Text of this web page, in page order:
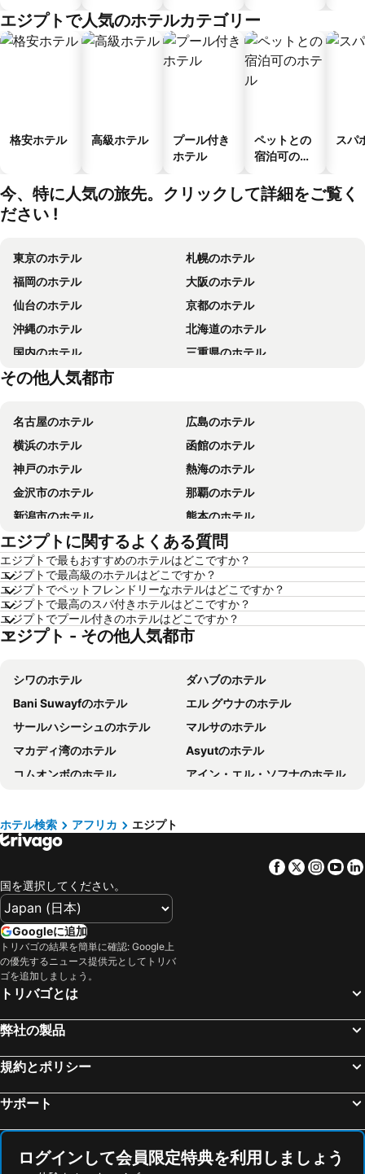
ゲストハウ
ス
エジプトで人気のホテルカテゴリー
格安ホテル 高級ホテル
プール付き
ホテル
ペットとの
宿泊可のホ
スパ
今、特に人気の旅先。クリックして詳細をご覧く
ださい !
東京のホテル
札幌のホテル
福岡のホテル
大阪のホテル
仙台のホテル
京都のホテル
沖縄のホテル
北海道のホテル
国内のホテル
三重県のホテル
香川県のホテル
その他人気都市
名古屋のホテル
広島のホテル
横浜のホテル
函館のホテル
神戸のホテル
熱海のホテル
金沢市のホテル
那覇のホテル
新潟市のホテル
熊本のホテル
箱根のホテル
ソウルのホテル
鹿児島のホテル
別府のホテル
軽井沢のホテル
高知のホテル
長崎のホテル
盛岡のホテル
浦安市のホテル
山梨県のホテル
関東地方のホテル
石川県のホテル
宮城県のホテル
兵庫県のホテル
近畿地方のホテル
鳥取県のホテル
島根県のホテル
群馬県のホテル
新潟県のホテル
大阪府のホテル
山口のホテル
栃木のホテル
エジプトに関するよくある質問
エジプトで最もおすすめのホテルはどこですか？
エジプトで最高級のホテルはどこですか？
エジプトでペットフレンドリーなホテルはどこですか？
エジプトで最高のスパ付きホテルはどこですか？
エジプトでプール付きのホテルはどこですか？
エジプト - その他人気都市
シワのホテル
ダハブのホテル
Bani Suwayfのホテル
エル グウナのホテル
サールハシーシュのホテル
マルサのホテル
マカディ湾のホテル
Asyutのホテル
コムオンボのホテル
アイン・エル・ソフナのホテル
サファガのホテル
ソマベイのホテル
10th of Ramadan Cityのホテル
ヌエイバのホテル
Farafra Oasisのホテル
El Mansuranのホテル
Ismailliaのホテル
ホテル検索 アフリカ エジプト
Facebook
Twitter
国を選択してください。
Googleに追加
トリバゴの結果を簡単に確認: Google上
の優先するニュース提供元としてトリバ
ゴを追加しましょう。
トリバゴとは
弊社の製品
規約とポリシー
サポート
ログインして会員限定特典を利用しましょう